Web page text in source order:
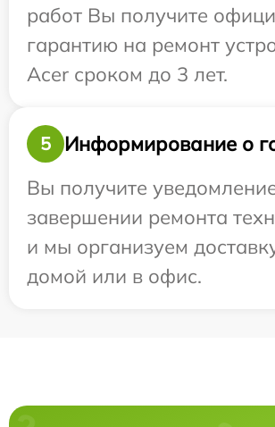
работ Вы получите
гарантию на ремонт
Acer сроком до 3 лет.
5
Информирование о
Вы получите
завершении ремонта
и мы организуем
домой или в офис.